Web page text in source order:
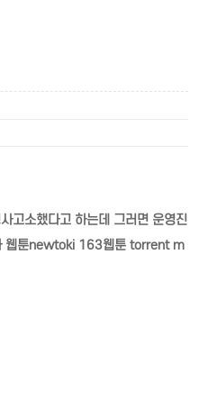
소했다고 하는데 그러면 운영진
웹툰newtoki 163웹툰 torrent m